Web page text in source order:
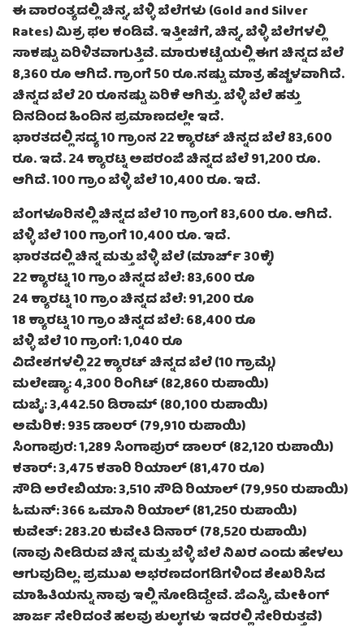
ಈ ವಾರಂತ್ಯದಲ್ಲಿ ಚಿನ್ನ, ಬೆಳ್ಳಿ ಬೆಲೆಗಳು (Gold and Silver
Rates) ಮಿಶ್ರ ಫಲ ಕಂಡಿವೆ. ಇತ್ತೀಚೆಗೆ, ಚಿನ್ನ, ಬೆಳ್ಳಿ ಬೆಲೆಗಳಲ್ಲಿ
ಸಾಕಷ್ಟು ಏರಿಳಿತವಾಗುತ್ತಿವೆ. ಮಾರುಕಟ್ಟೆಯಲ್ಲಿ ಈಗ ಚಿನ್ನದ ಬೆಲೆ
8,360 ರೂ ಆಗಿದೆ. ಗ್ರಾಂಗೆ 50 ರೂ.ನಷ್ಟು ಮಾತ್ರ ಹೆಚ್ಚಳವಾಗಿದೆ.
ಚಿನ್ನದ ಬೆಲೆ 20 ರೂನಷ್ಟು ಏರಿಕೆ ಆಗಿತ್ತು. ಬೆಳ್ಳಿ ಬೆಲೆ ಹತ್ತು
ದಿನದಿಂದ ಹಿಂದಿನ ಪ್ರಮಾಣದಲ್ಲೇ ಇದೆ.
ಭಾರತದಲ್ಲಿ ಸದ್ಯ 10 ಗ್ರಾಂನ 22 ಕ್ಯಾರಟ್ ಚಿನ್ನದ ಬೆಲೆ 83,600
ರೂ. ಇದೆ. 24 ಕ್ಯಾರಟ್ನ ಅಪರಂಜಿ ಚಿನ್ನದ ಬೆಲೆ 91,200 ರೂ.
ಆಗಿದೆ. 100 ಗ್ರಾಂ ಬೆಳ್ಳಿ ಬೆಲೆ 10,400 ರೂ. ಇದೆ.
ಬೆಂಗಳೂರಿನಲ್ಲಿ ಚಿನ್ನದ ಬೆಲೆ 10 ಗ್ರಾಂಗೆ 83,600 ರೂ. ಆಗಿದೆ.
ಬೆಳ್ಳಿ ಬೆಲೆ 100 ಗ್ರಾಂಗೆ 10,400 ರೂ. ಇದೆ.
ಭಾರತದಲ್ಲಿ ಚಿನ್ನ ಮತ್ತು ಬೆಳ್ಳಿ ಬೆಲೆ (ಮಾರ್ಚ್ 30ಕ್ಕೆ)
22 ಕ್ಯಾರಟ್ನ 10 ಗ್ರಾಂ ಚಿನ್ನದ ಬೆಲೆ: 83,600 ರೂ
24 ಕ್ಯಾರಟ್ನ 10 ಗ್ರಾಂ ಚಿನ್ನದ ಬೆಲೆ: 91,200 ರೂ
18 ಕ್ಯಾರಟ್ನ 10 ಗ್ರಾಂ ಚಿನ್ನದ ಬೆಲೆ: 68,400 ರೂ
ಬೆಳ್ಳಿ ಬೆಲೆ 10 ಗ್ರಾಂಗೆ: 1,040 ರೂ
ವಿದೇಶಗಳಲ್ಲಿ 22 ಕ್ಯಾರಟ್ ಚಿನ್ನದ ಬೆಲೆ (10 ಗ್ರಾಮ್ಗೆ)
ಮಲೇಷ್ಯಾ: 4,300 ರಿಂಗಿಟ್ (82,860 ರುಪಾಯಿ)
ದುಬೈ: 3,442.50 ಡಿರಾಮ್ (80,100 ರುಪಾಯಿ)
ಅಮೆರಿಕ: 935 ಡಾಲರ್ (79,910 ರುಪಾಯಿ)
ಸಿಂಗಾಪುರ: 1,289 ಸಿಂಗಾಪುರ್ ಡಾಲರ್ (82,120 ರುಪಾಯಿ)
ಕತಾರ್: 3,475 ಕತಾರಿ ರಿಯಾಲ್ (81,470 ರೂ)
ಸೌದಿ ಅರೇಬಿಯಾ: 3,510 ಸೌದಿ ರಿಯಾಲ್ (79,950 ರುಪಾಯಿ)
ಓಮನ್: 366 ಒಮಾನಿ ರಿಯಾಲ್ (81,250 ರುಪಾಯಿ)
ಕುವೇತ್: 283.20 ಕುವೇತಿ ದಿನಾರ್ (78,520 ರುಪಾಯಿ)
(ನಾವು ನೀಡಿರುವ ಚಿನ್ನ ಮತ್ತು ಬೆಳ್ಳಿ ಬೆಲೆ ನಿಖರ ಎಂದು ಹೇಳಲು
ಆಗುವುದಿಲ್ಲ. ಪ್ರಮುಖ ಅಭರಣದಂಗಡಿಗಳಿಂದ ಶೇಖರಿಸಿದ
ಮಾಹಿತಿಯನ್ನು ನಾವು ಇಲ್ಲಿ ನೋಡಿದ್ದೇವೆ. ಜಿಎಸ್ಟಿ, ಮೇಕಿಂಗ್
ಚಾರ್ಜ ಸೇರಿದಂತೆ ಹಲವು ಶುಲ್ಕಗಳು ಇದರಲ್ಲಿ ಸೇರಿರುತ್ತವೆ)